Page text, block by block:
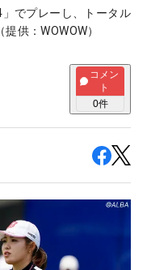
でプレーし、トータル
供：WOWOW）
コメン
ト
0件